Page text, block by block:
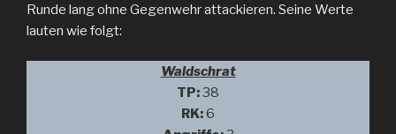
Runde lang ohne Gegenwehr attackieren. Seine Werte
lauten wie folgt:
Waldschrat
TP:38
RK:6